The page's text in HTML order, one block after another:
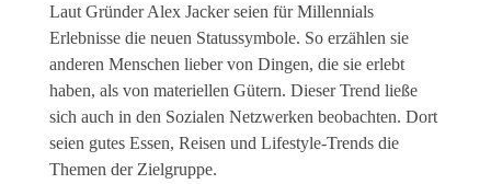
Laut Gründer Alex Jacker seien für Millennials
Erlebnisse die neuen Statussymbole. So erzählen sie
anderen Menschen lieber von Dingen, die sie erlebt
haben, als von materiellen Gütern. Dieser Trend ließe
sich auch in den Sozialen Netzwerken beobachten. Dort
seien gutes Essen, Reisen und Lifestyle-Trends die
Themen der Zielgruppe.